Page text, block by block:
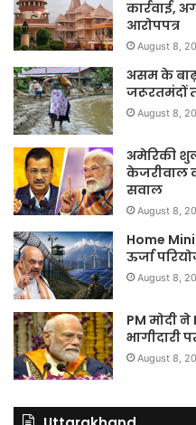
कार्रवाई,
आरोपपत्र
August 8,
असम के बाढ़
जरूरतमंदों
August 8,
अमेरिकी
केजरीवाल
सवाल
August 8,
Home
ऊर्जा
August 8,
PM मोदी
भागीदारी
August 8,